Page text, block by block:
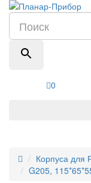
0
Корпуса для
G205,